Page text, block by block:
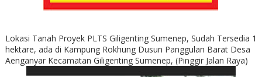
Lokasi Tanah Proyek PLTS Giligenting Sumenep, Sudah Tersedia 1
hektare, ada di Kampung Rokhung Dusun Panggulan Barat Desa
Aenganyar Kecamatan Giligenting Sumenep, (Pinggir Jalan Raya)